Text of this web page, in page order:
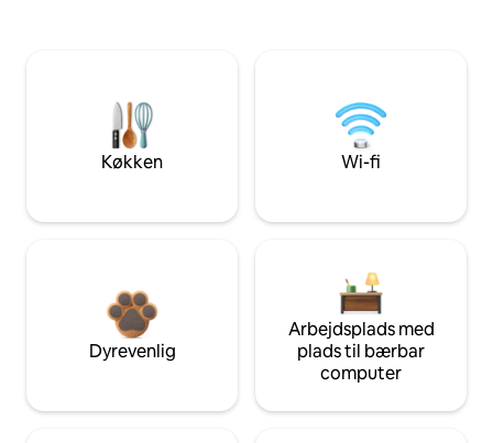
Køkken Wi-fi
Dyrevenlig
Arbejdsplads med
plads til bærbar
computer